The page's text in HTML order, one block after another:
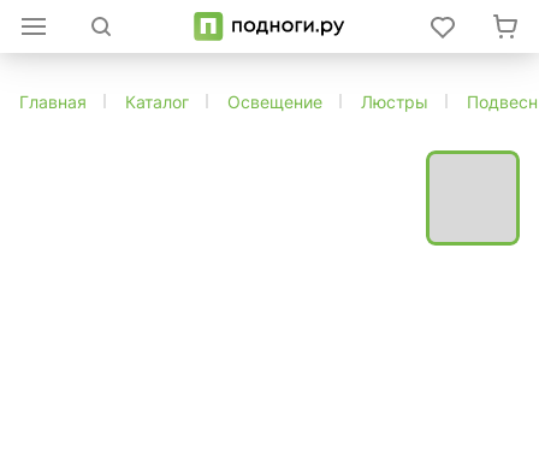
Главная Каталог Освещение Люстры